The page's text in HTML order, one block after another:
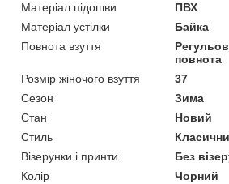
Матеріал підошви
ПВХ
Матеріал устілки
Байка
Повнота взуття
повнота
Розмір жіночого взуття
37
Сезон
Зима
Стан
Новий
Стиль
Візерунки і принти
Без
Колір
Чорний